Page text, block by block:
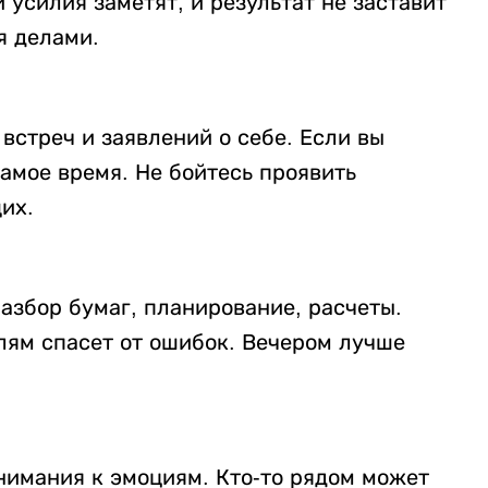
делами.
и заявлений о себе. Если вы
время. Не бойтесь проявить
бумаг, планирование, расчеты.
спасет от ошибок. Вечером лучше
к эмоциям. Кто-то рядом может